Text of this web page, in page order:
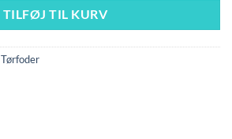
TILFØJ TIL KURV
Tørfoder